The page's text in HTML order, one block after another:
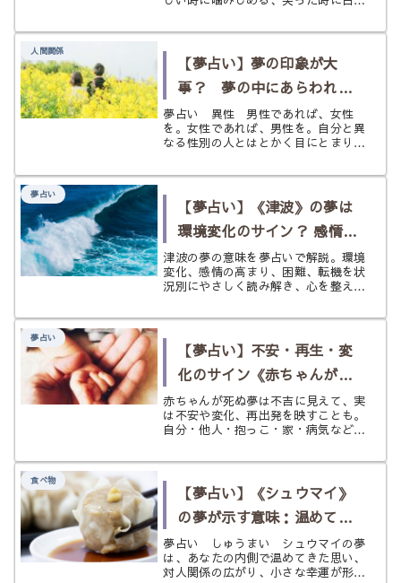
り、歯牙にもかけないや歯が浮くよう
せん。 歯には悔しい時、嬉しい時、
大...
人間関係
【夢占い】夢の印象が大
事？ 夢の中にあらわれた
《異性》の意味とは？
夢占い 異性 男性であれば、女性
を。女性であれば、男性を。自分と異
なる性別の人とはとかく目にとまり気
ている時、電車に乗っている時、車を
いる時、思わず目を奪われるような魅
力的...
夢占い
【夢占い】《津波》の夢は
環境変化のサイン？ 感情の
高まりと転機を状況別に読
む
津波の夢の意味を夢占いで解説。環境
変化、感情の高まり、困難、転機を状
況別にやさしく読み解き、心を整える
夢占い
【夢占い】不安・再生・変
化のサイン《赤ちゃんが死
ぬ》夢の意味
赤ちゃんが死ぬ夢は不吉に見えて、実
は不安や変化、再出発を映すことも。
自分・他人・抱っこ・家・病気など状
なヒントも添えて紹介します。
食べ物
【夢占い】《シュウマイ》
の夢が示す意味：温めてき
た本音と対人運、小さな幸
運の兆し
夢占い しゅうまい シュウマイの夢
は、あなたの内側で温めてきた思い、
対人関係の広がり、小さな幸運が形に